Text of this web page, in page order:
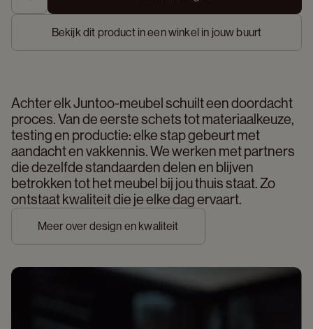
Bekijk dit product in een winkel in jouw buurt
Achter elk Juntoo-meubel schuilt een doordacht
proces. Van de eerste schets tot materiaalkeuze,
testing en productie: elke stap gebeurt met
aandacht en vakkennis. We werken met partners
die dezelfde standaarden delen en blijven
betrokken tot het meubel bij jou thuis staat. Zo
ontstaat kwaliteit die je elke dag ervaart.
Meer over design en kwaliteit